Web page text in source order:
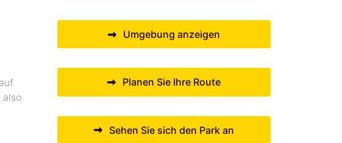
also
Umgebung anzeigen
Planen Sie Ihre Route
Sehen Sie sich den Park an